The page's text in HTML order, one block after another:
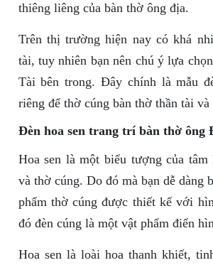
thiêng liêng của bàn thờ ông địa.
Trên thị trường hiện nay có khá
tài, tuy nhiên bạn nên chú ý lựa
Tài bên trong. Đây chính là mẫu
riêng để thờ cúng bàn thờ thần tài và
Đèn hoa sen trang trí bàn thờ ông
Hoa sen là một biểu tượng của
và thờ cúng. Do đó mà bạn dễ dàng
phẩm thờ cúng được thiết kế với
đó đèn cúng là một vật phẩm điển
Hoa sen là loài hoa thanh khiết,